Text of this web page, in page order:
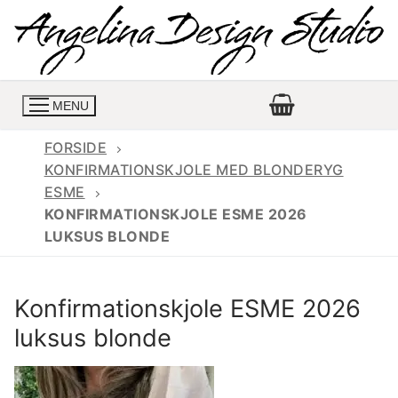
indhold
MENU
Konfirmationskjoler 2026
Konfirmationskjoler med lange ærmer
Konfirmationskjole
Bukser priser
Book en tid
FORSIDE
KONFIRMATIONSKJOLE MED BLONDERYG
ESME
KONFIRMATIONSKJOLE ESME 2026
LUKSUS BLONDE
Konfirmationskjole ESME 2026
luksus blonde